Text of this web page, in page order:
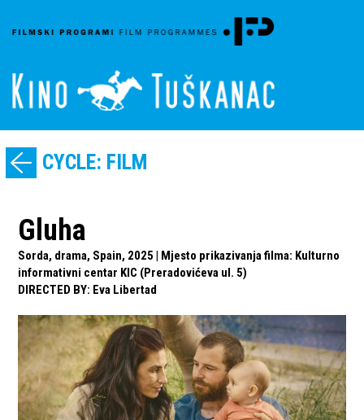
CYCLE: FILM
Gluha
Sorda, drama, Spain, 2025 | Mjesto prikazivanja filma: Kulturno
informativni centar KIC (Preradovićeva ul. 5)
DIRECTED BY: Eva Libertad